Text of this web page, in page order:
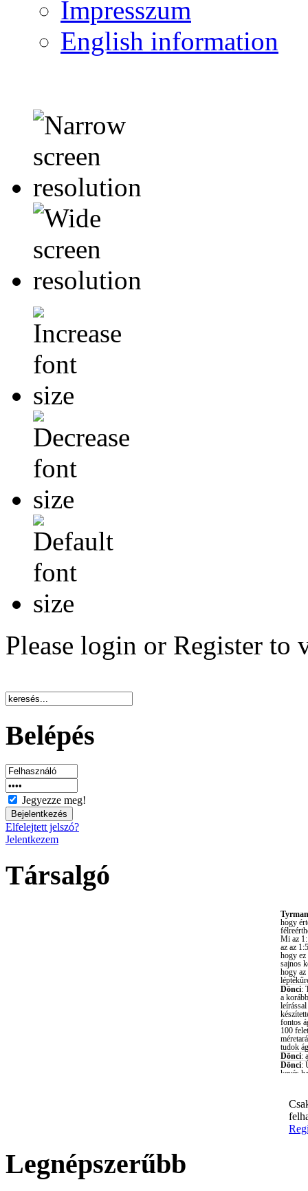
Impresszum
English information
Please login or Register to
Belépés
Jegyezze meg!
Elfelejtett jelszó?
Jelentkezem
Társalgó
Legnépszerűbb